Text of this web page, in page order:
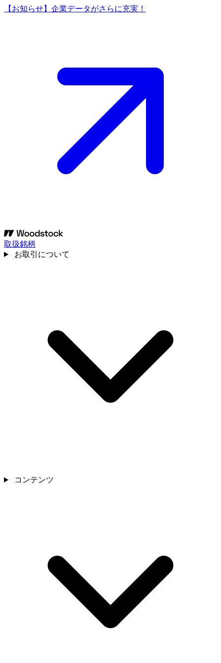
【お知らせ】企業データがさらに充実！
取扱銘柄
お取引について
コンテンツ